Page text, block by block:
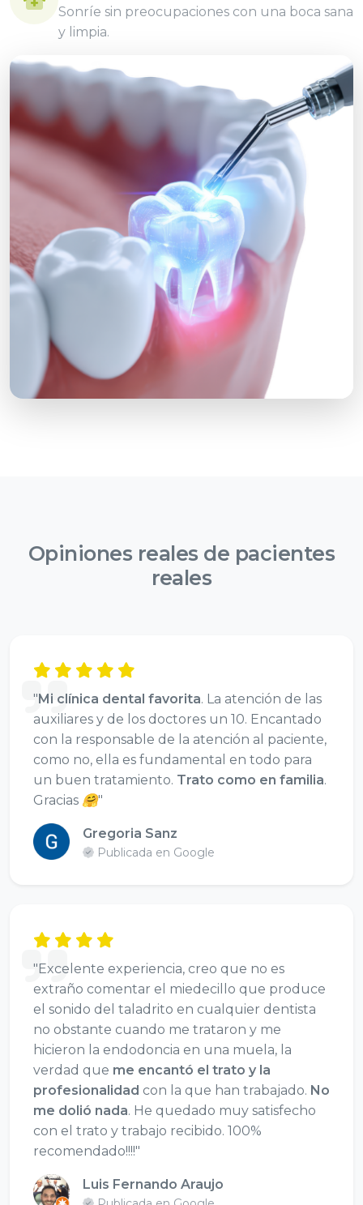
Sonríe sin preocupaciones con una boca sana
y limpia.
Opiniones reales de pacientes
reales
" Mi clínica dental favorita. La atención de las
auxiliares y de los doctores un 10. Encantado
con la responsable de la atención al paciente,
como no, ella es fundamental en todo para
un buen tratamiento. Trato como en familia.
Gracias 🤗"
Gregoria Sanz
Publicada en Google
"Excelente experiencia, creo que no es
extraño comentar el miedecillo que produce
el sonido del taladrito en cualquier dentista
no obstante cuando me trataron y me
hicieron la endodoncia en una muela, la
verdad que me encantó el trato y la
profesionalidad con la que han trabajado. No
me dolió nada. He quedado muy satisfecho
con el trato y trabajo recibido. 100%
recomendado!!!!"
Luis Fernando Araujo